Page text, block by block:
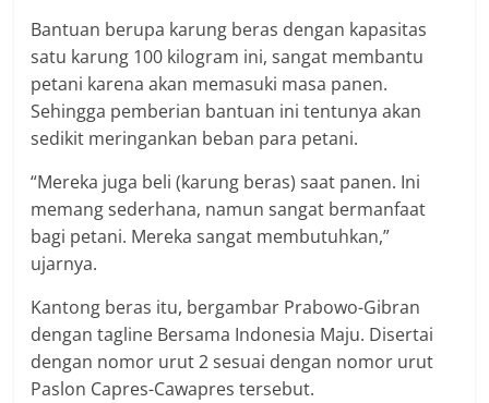
Bantuan berupa karung beras dengan kapasitas
satu karung 100 kilogram ini, sangat membantu
petani karena akan memasuki masa panen.
Sehingga pemberian bantuan ini tentunya akan
sedikit meringankan beban para petani.
“Mereka juga beli (karung beras) saat panen. Ini
memang sederhana, namun sangat bermanfaat
bagi petani. Mereka sangat membutuhkan,”
ujarnya.
Kantong beras itu, bergambar Prabowo-Gibran
dengan tagline Bersama Indonesia Maju. Disertai
dengan nomor urut 2 sesuai dengan nomor urut
Paslon Capres-Cawapres tersebut.